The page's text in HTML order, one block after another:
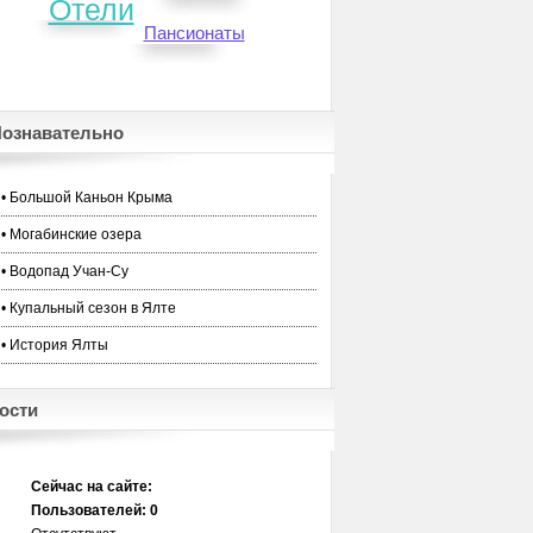
Отели
Пансионаты
• Большой Каньон Крыма
• Могабинские озера
• Водопад Учан-Су
• Купальный сезон в Ялте
• История Ялты
Сейчас на сайте:
Пользователей: 0